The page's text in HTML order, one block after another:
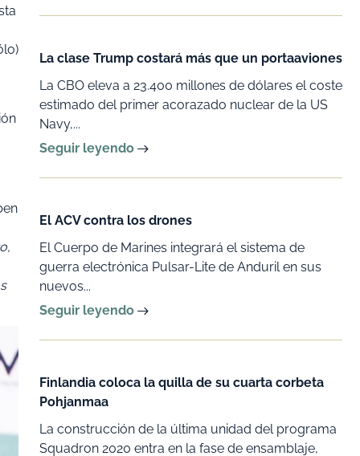
La clase Trump costará más que un portaaviones
La CBO eleva a 23.400 millones de dólares el coste
estimado del primer acorazado nuclear de la US
Navy,...
Seguir leyendo
El ACV contra los drones
El Cuerpo de Marines integrará el sistema de
guerra electrónica Pulsar-Lite de Anduril en sus
nuevos...
Seguir leyendo
Finlandia coloca la quilla de su cuarta corbeta
Pohjanmaa
La construcción de la última unidad del programa
Squadron 2020 entra en la fase de ensamblaje,